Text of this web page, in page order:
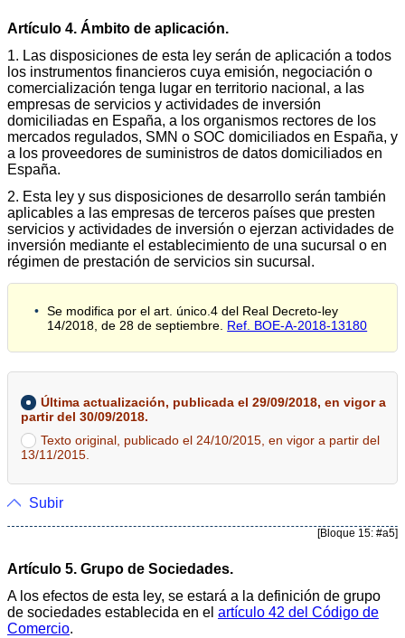
Artículo 4. Ámbito de aplicación.
1. Las disposiciones de esta ley serán de aplicación a todos
los instrumentos financieros cuya emisión, negociación o
comercialización tenga lugar en territorio nacional, a las
empresas de servicios y actividades de inversión
domiciliadas en España, a los organismos rectores de los
mercados regulados, SMN o SOC domiciliados en España, y
a los proveedores de suministros de datos domiciliados en
España.
2. Esta ley y sus disposiciones de desarrollo serán también
aplicables a las empresas de terceros países que presten
servicios y actividades de inversión o ejerzan actividades de
inversión mediante el establecimiento de una sucursal o en
régimen de prestación de servicios sin sucursal.
Se modifica por el art. único.4 del Real Decreto-ley
14/2018, de 28 de septiembre. Ref. BOE-A-2018-13180
Última actualización, publicada el 29/09/2018, en vigor a
partir del 30/09/2018.
Texto original, publicado el 24/10/2015, en vigor a partir del
13/11/2015.
Subir
[Bloque 15: #a5]
Artículo 5. Grupo de Sociedades.
A los efectos de esta ley, se estará a la definición de grupo
de sociedades establecida en el artículo 42 del Código de
Comercio.